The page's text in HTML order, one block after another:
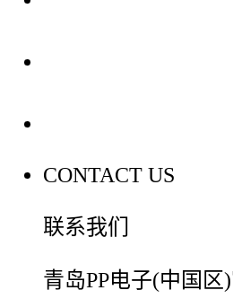
CONTACT US
联系我们
青岛PP电子(中国